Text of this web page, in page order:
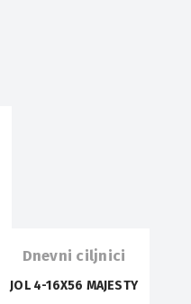
Dnevni ciljnici
JOL 4-16X56 MAJESTY